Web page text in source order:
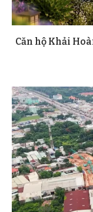
Căn hộ Khải